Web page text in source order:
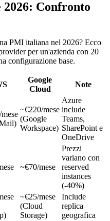
2026: Confronto
PMI italiana nel 2026? Ecco
per un'azienda con 20
configurazione base.
Google
Cloud
Note
~€220/mese
(Google
Workspace)
Azure
include
Teams,
SharePoint e
OneDrive
~€70/mese
Prezzi
variano con
reserved
instances
(-40%)
~€25/mese
(Cloud
Storage)
Include
replica
geografica